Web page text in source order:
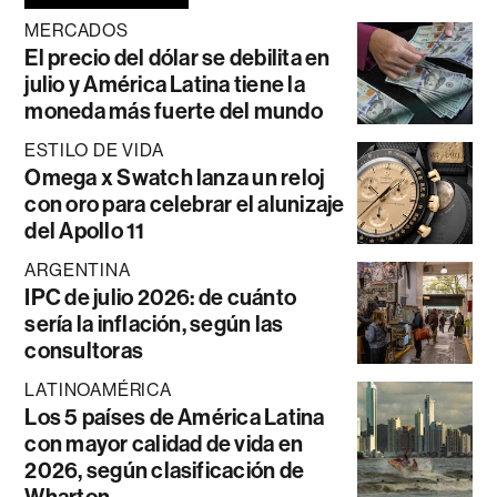
MERCADOS
El precio del dólar se debilita en
julio y América Latina tiene la
moneda más fuerte del mundo
ESTILO DE VIDA
Omega x Swatch lanza un reloj
con oro para celebrar el alunizaje
del Apollo 11
ARGENTINA
IPC de julio 2026: de cuánto
sería la inflación, según las
consultoras
LATINOAMÉRICA
Los 5 países de América Latina
con mayor calidad de vida en
2026, según clasificación de